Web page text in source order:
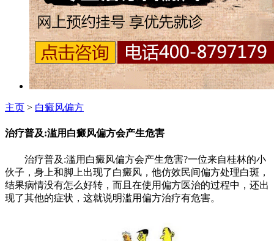
主页 > 白癜风偏方
治疗普及:滥用白癜风偏方会产生危害
治疗普及:滥用白癜风偏方会产生危害?一位来自桂林的小
伙子，身上和脚上出现了白癜风，他仿效民间偏方处理白斑，
结果病情没有怎么好转，而且在使用偏方医治的过程中，还出
现了其他的症状，这就说明滥用偏方治疗有危害。